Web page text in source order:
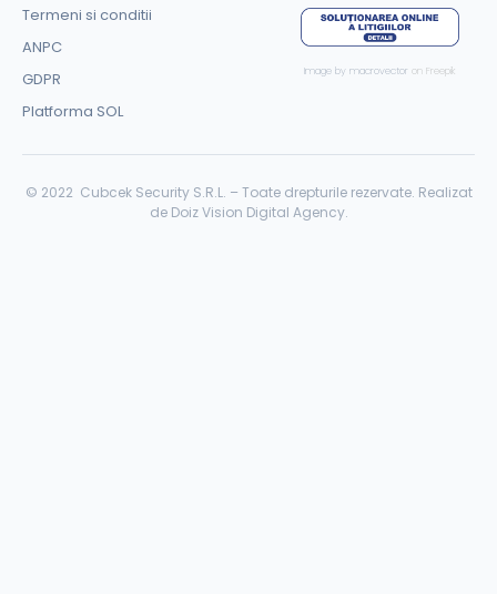
Termeni si conditii
ANPC
GDPR
Platforma SOL
Image by macrovector on Freepik
© 2022 Cubcek Security S.R.L. – Toate drepturile rezervate. Realizat
de Doiz Vision Digital Agency.